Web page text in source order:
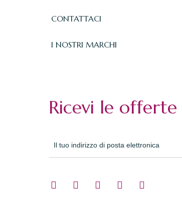
CONTATTACI
I NOSTRI MARCHI
Ricevi le offerte